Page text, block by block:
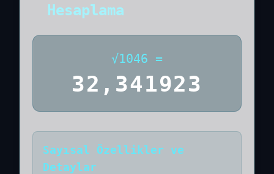
Hesaplama
√1046 =
32,341923
Sayısal Özellikler ve
Detaylar